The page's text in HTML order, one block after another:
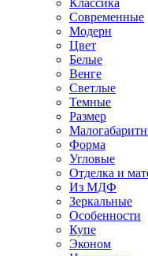
Классика
Современные
Модерн
Цвет
Белые
Венге
Светлые
Темные
Размер
Форма
Угловые
Отделка и
Из МДФ
Зеркальные
Особенности
Купе
Эконом